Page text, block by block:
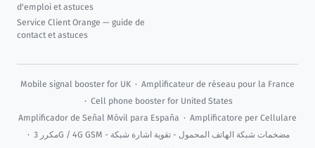
d'emploi et astuces
Service Client Orange — guide de
contact et astuces
Mobile signal booster for UK · Amplificateur de réseau pour la France
· Cell phone booster for United States
Amplificador de Señal Móvil para España · Amplificatore per Cellulare
· مكرر 3G / 4G GSM - مضخمات شبكة الهاتف المحمول - تقوية اشارة شبكة